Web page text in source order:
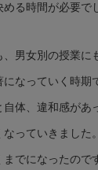
る時間が必要で
男女別の授業に
なっていく時期
自体、違和感があ
っていきました
でになったので